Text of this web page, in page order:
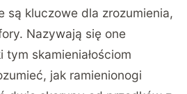
są kluczowe dla zrozumienia,
Nazywają się one
skamieniałościom
jak ramienionogi